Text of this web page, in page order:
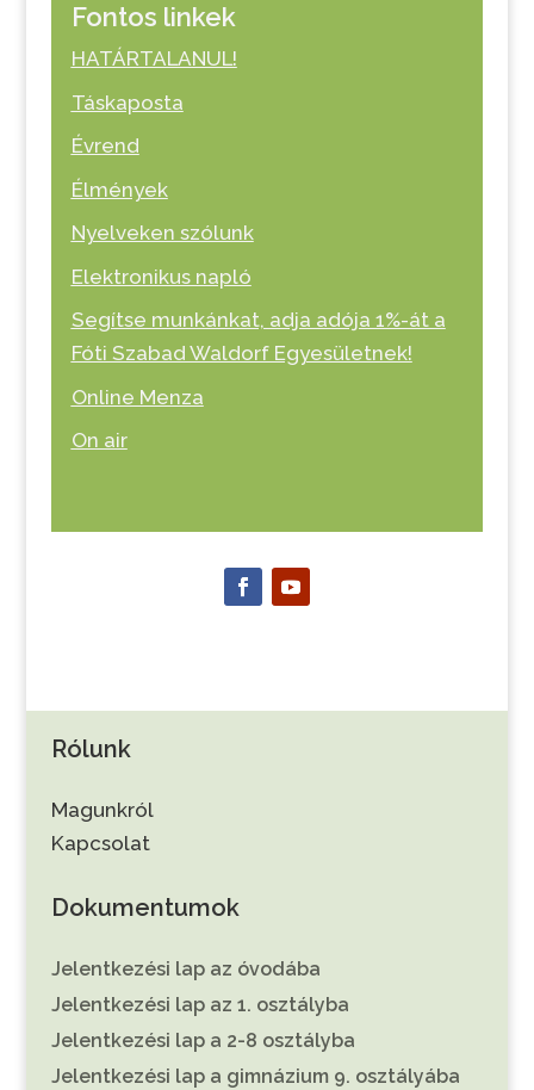
Fontos linkek
HATÁRTALANUL!
Táskaposta
Évrend
Élmények
Nyelveken szólunk
Elektronikus napló
Segítse munkánkat, adja adója 1%-át a
Fóti Szabad Waldorf Egyesületnek!
Online Menza
On air
Rólunk
Magunkról
Kapcsolat
Dokumentumok
Jelentkezési lap az óvodába
Jelentkezési lap az 1. osztályba
Jelentkezési lap a 2-8 osztályba
Jelentkezési lap a gimnázium 9. osztályába